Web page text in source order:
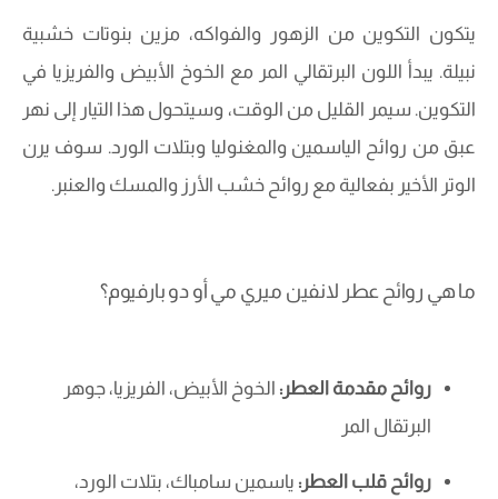
يتكون التكوين من الزهور والفواكه، مزين بنوتات خشبية
نبيلة. يبدأ اللون البرتقالي المر مع الخوخ الأبيض والفريزيا في
التكوين. سيمر القليل من الوقت، وسيتحول هذا التيار إلى نهر
عبق من روائح الياسمين والمغنوليا وبتلات الورد. سوف يرن
الوتر الأخير بفعالية مع روائح خشب الأرز والمسك والعنبر.
ما هي روائح عطر لانفين ميري مي أو دو بارفيوم؟
روائح مقدمة العطر: الخوخ الأبيض، الفريزيا، جوهر
البرتقال المر
روائح قلب العطر: ياسمين سامباك، بتلات الورد،